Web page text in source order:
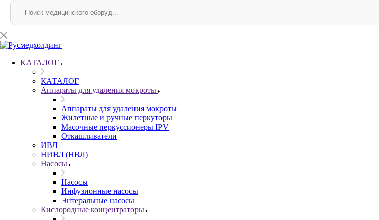
КАТАЛОГ
КАТАЛОГ
Аппараты для удаления мокроты
Аппараты для удаления мокроты
Жилетные и ручные перкуторы
Масочные перкуссионеры IPV
Откашливатели
ИВЛ
НИВЛ (НВЛ)
Насосы
Насосы
Инфузионные насосы
Энтеральные насосы
Кислородные концентраторы